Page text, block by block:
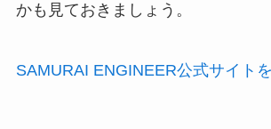
かも見ておきましょう。
SAMURAI ENGINEER公式サイト